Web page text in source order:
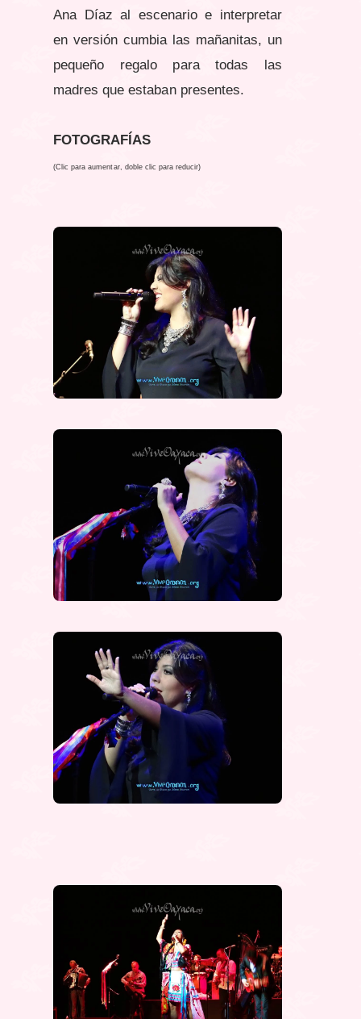
Ana Díaz al escenario e interpretar
en versión cumbia las mañanitas, un
pequeño regalo para todas las
madres que estaban presentes.
FOTOGRAFÍAS
(Clic para aumentar, doble clic para reducir)